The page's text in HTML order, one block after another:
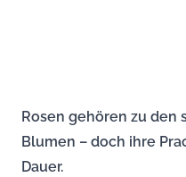
Rosen gehören zu
Blumen – doch ihre
Dauer.